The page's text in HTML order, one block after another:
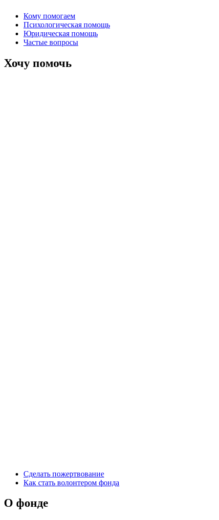
Кому помогаем
Психологическая помощь
Юридическая помощь
Частые вопросы
Хочу помочь
Сделать пожертвование
Как стать волонтером фонда
О фонде